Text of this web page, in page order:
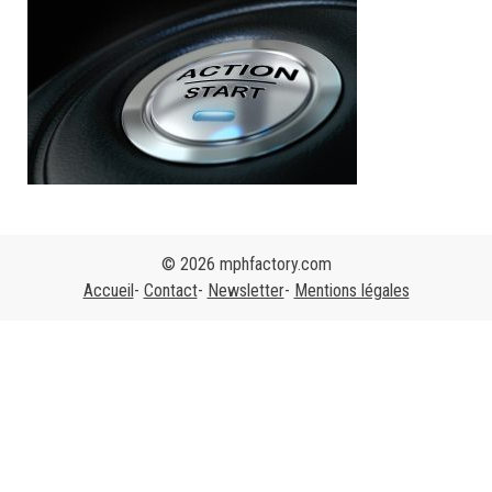
© 2026 mphfactory.com
Accueil Contact Newsletter Mentions légales